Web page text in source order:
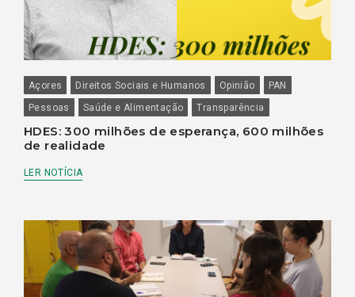
Açores Direitos Sociais e Humanos Opinião
PAN
Pessoas
Saúde e Alimentação Transparência
HDES: 300 milhões de esperança, 600 milhões
de realidade
LER NOTÍCIA